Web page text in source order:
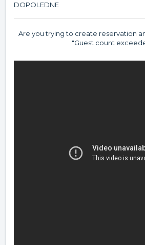
DOPOLEDNE
Are you trying to create reservation
"Guest count